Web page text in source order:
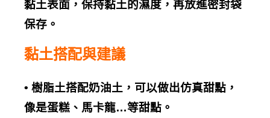
黏土表面，保持黏土的濕度，再放進密封袋
保存。
黏土搭配與建議
• 樹脂土搭配奶油土，可以做出仿真甜點，
像是蛋糕、馬卡龍…等甜點。